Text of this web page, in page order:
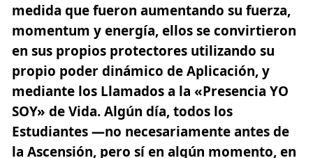
medida que fueron aumentando su fuerza,
momentum y energía, ellos se convirtieron
en sus propios protectores utilizando su
propio poder dinámico de Aplicación, y
mediante los Llamados a la «Presencia YO
SOY» de Vida. Algún día, todos los
Estudiantes —no necesariamente antes de
la Ascensión, pero sí en algún momento, en